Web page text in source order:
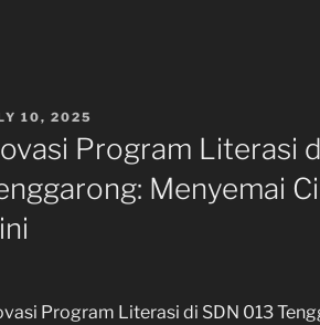
10, 2025
Program Literasi
Menyemai
Program Literasi di SDN 013